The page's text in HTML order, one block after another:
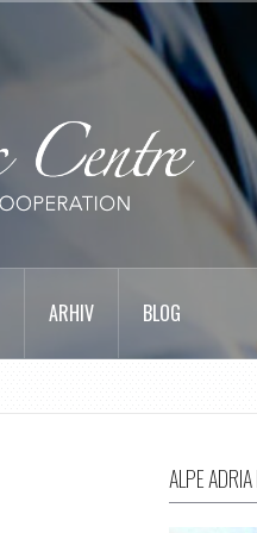
ARHIV BLOG
ALPE